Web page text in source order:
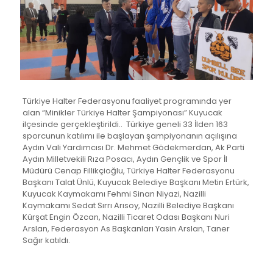
Türkiye Halter Federasyonu faaliyet programında yer
alan “Minikler Türkiye Halter Şampiyonası” Kuyucak
ilçesinde gerçekleştirildi.. Türkiye geneli 33 İlden 163
sporcunun katılımı ile başlayan şampiyonanın açılışına
Aydın Vali Yardımcısı Dr. Mehmet Gödekmerdan, Ak Parti
Aydın Milletvekili Rıza Posacı, Aydın Gençlik ve Spor İl
Müdürü Cenap Fillikçioğlu, Türkiye Halter Federasyonu
Başkanı Talat Ünlü, Kuyucak Belediye Başkanı Metin Ertürk,
Kuyucak Kaymakamı Fehmi Sinan Niyazi, Nazilli
Kaymakamı Sedat Sırrı Arısoy, Nazilli Belediye Başkanı
Kürşat Engin Özcan, Nazilli Ticaret Odası Başkanı Nuri
Arslan, Federasyon As Başkanları Yasin Arslan, Taner
Sağır katıldı.